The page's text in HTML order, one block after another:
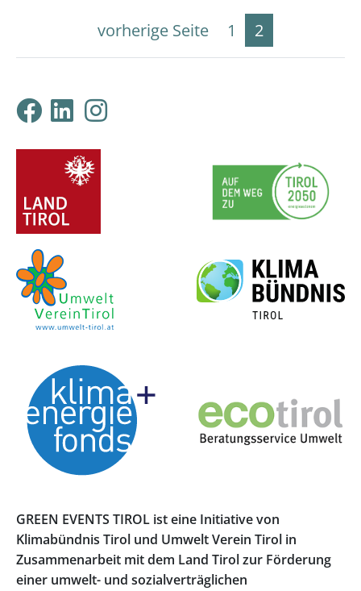
vorherige Seite 1 2
Klimabündnis Tirol auf
Klimabündnis Tirol auf
ProjektpartnerInnen
GREEN EVENTS TIROL ist eine Initiative von
Klimabündnis Tirol und Umwelt Verein Tirol in
Zusammenarbeit mit dem Land Tirol zur Förderung
einer umwelt- und sozialverträglichen